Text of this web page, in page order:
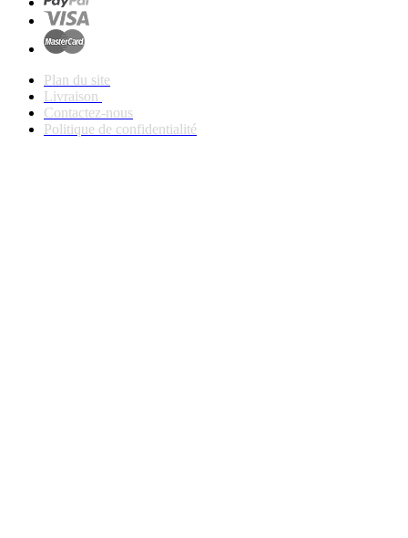
Plan du site
Livraison
Contactez-nous
Politique de confidentialité